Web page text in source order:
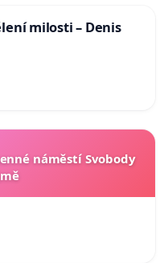
milosti – Denis
náměstí Svobody